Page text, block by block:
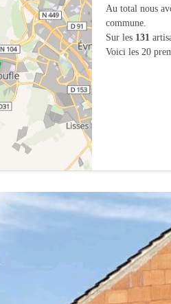
Au total nous
commune.
Sur les 131
Voici les 20